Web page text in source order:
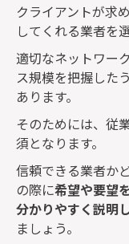
クライアントが求
してくれる業者を
適切なネットワー
ス規模を把握した
あります。
そのためには、従
須となります。
信頼できる業者か
の際に希望や要望
分かりやすく説明
ましょう。